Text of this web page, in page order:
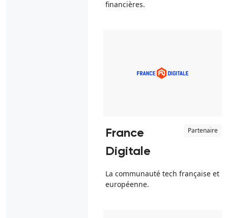
financières.
France
Digitale
Partenaire
La communauté tech française et
européenne.